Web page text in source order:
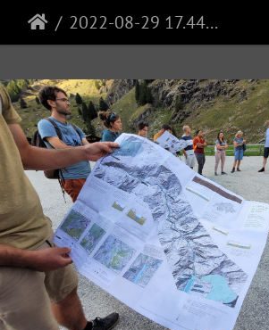
2022-08-29 17.44.37